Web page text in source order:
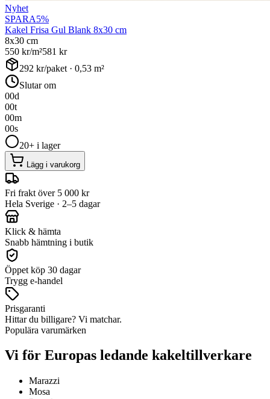
Nyhet
SPARA5%
Kakel Frisa Gul Blank 8x30 cm
8x30 cm
550 kr/m²581 kr
292 kr/paket · 0,53 m²
Slutar om
00d
00t
00m
00s
20+ i lager
Lägg i varukorg
Fri frakt över 5 000 kr
Hela Sverige · 2–5 dagar
Klick & hämta
Snabb hämtning i butik
Öppet köp 30 dagar
Trygg e-handel
Prisgaranti
Hittar du billigare? Vi matchar.
Populära varumärken
Vi för Europas ledande kakeltillverkare
Marazzi
Mosa